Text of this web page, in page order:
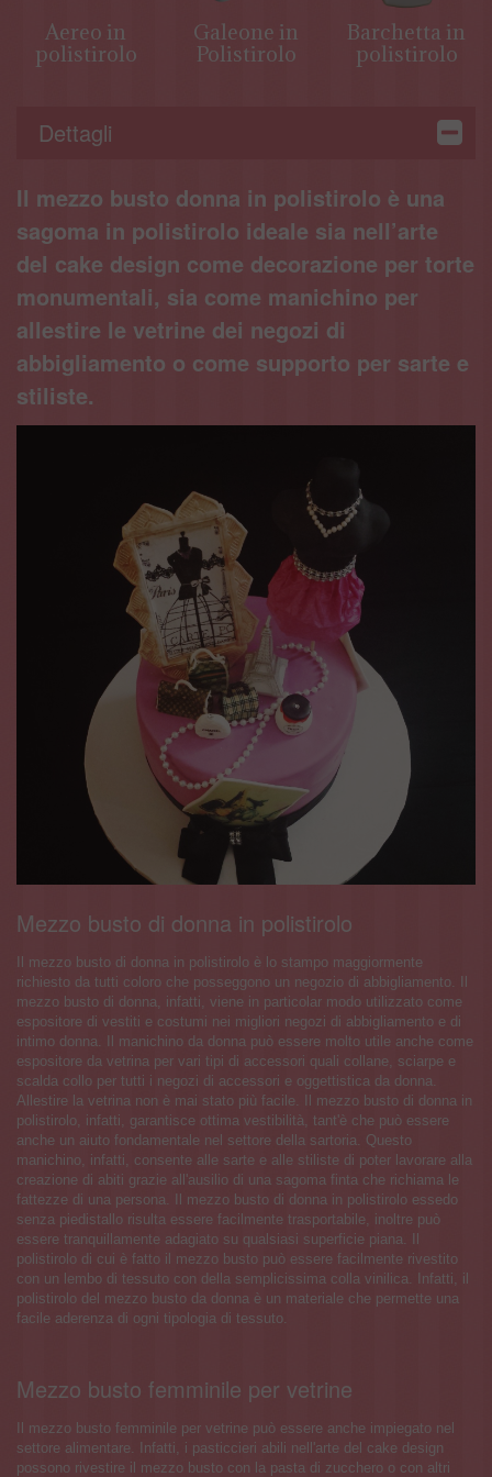
Aereo in
polistirolo
Galeone in
Polistirolo
Barchetta in
polistirolo
Dettagli
Il mezzo busto donna in polistirolo è una
sagoma in polistirolo ideale sia nell’arte
del cake design come decorazione per torte
monumentali, sia come manichino per
allestire le vetrine dei negozi di
abbigliamento o come supporto per sarte e
stiliste.
Mezzo busto di donna in polistirolo
Il mezzo busto di donna in polistirolo è lo stampo maggiormente
richiesto da tutti coloro che posseggono un negozio di abbigliamento. Il
mezzo busto di donna, infatti, viene in particolar modo utilizzato come
espositore di vestiti e costumi nei migliori negozi di abbigliamento e di
intimo donna. Il manichino da donna può essere molto utile anche come
espositore da vetrina per vari tipi di accessori quali collane, sciarpe e
scalda collo per tutti i negozi di accessori e oggettistica da donna.
Allestire la vetrina non è mai stato più facile. Il mezzo busto di donna in
polistirolo, infatti, garantisce ottima vestibilità, tant'è che può essere
anche un aiuto fondamentale nel settore della sartoria. Questo
manichino, infatti, consente alle sarte e alle stiliste di poter lavorare alla
creazione di abiti grazie all'ausilio di una sagoma finta che richiama le
fattezze di una persona. Il mezzo busto di donna in polistirolo essedo
senza piedistallo risulta essere facilmente trasportabile, inoltre può
essere tranquillamente adagiato su qualsiasi superficie piana. Il
polistirolo di cui è fatto il mezzo busto può essere facilmente rivestito
con un lembo di tessuto con della semplicissima colla vinilica. Infatti, il
polistirolo del mezzo busto da donna è un materiale che permette una
facile aderenza di ogni tipologia di tessuto.
Mezzo busto femminile per vetrine
Il mezzo busto femminile per vetrine può essere anche impiegato nel
settore alimentare. Infatti, i pasticcieri abili nell'arte del cake design
possono rivestire il mezzo busto con la pasta di zucchero o con altri